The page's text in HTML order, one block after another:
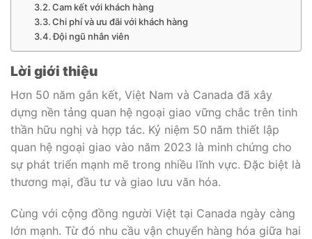
Cam kết với khách hàng
Chi phí và ưu đãi với khách hàng
Đội ngũ nhân viên
Lời giới thiệu
Hơn 50 năm gắn kết, Việt Nam và Canada đã xây
dựng nền tảng quan hệ ngoại giao vững chắc trên tinh
thần hữu nghị và hợp tác. Kỷ niệm 50 năm thiết lập
quan hệ ngoại giao vào năm 2023 là minh chứng cho
sự phát triển mạnh mẽ trong nhiều lĩnh vực. Đặc biệt là
thương mại, đầu tư và giao lưu văn hóa.
Cùng với cộng đồng người Việt tại Canada ngày càng
lớn mạnh. Từ đó nhu cầu vận chuyển hàng hóa giữa hai